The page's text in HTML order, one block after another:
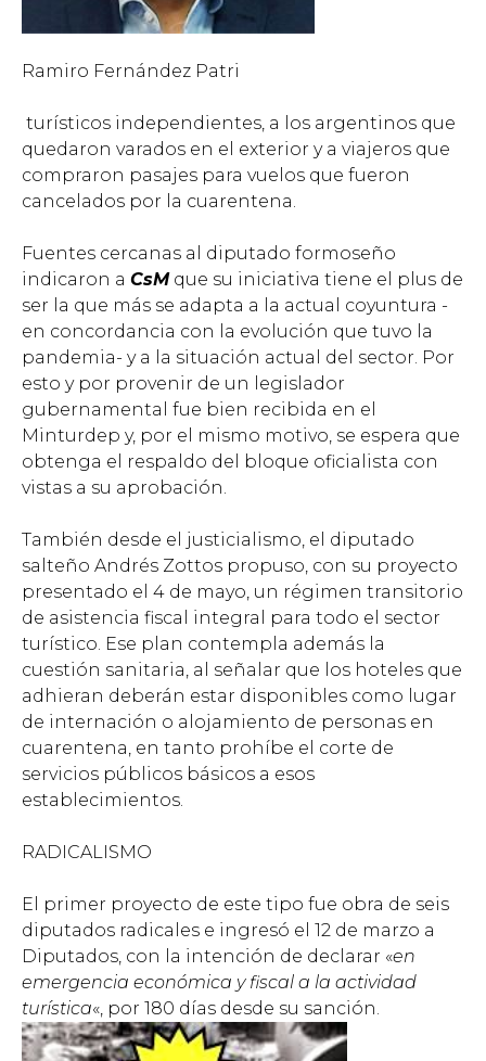
Ramiro Fernández Patri
turísticos independientes, a los argentinos que
quedaron varados en el exterior y a viajeros que
compraron pasajes para vuelos que fueron
cancelados por la cuarentena.
Fuentes cercanas al diputado formoseño
indicaron a CsM que su iniciativa tiene el plus de
ser la que más se adapta a la actual coyuntura -
en concordancia con la evolución que tuvo la
pandemia- y a la situación actual del sector. Por
esto y por provenir de un legislador
gubernamental fue bien recibida en el
Minturdep y, por el mismo motivo, se espera que
obtenga el respaldo del bloque oficialista con
vistas a su aprobación.
También desde el justicialismo, el diputado
salteño Andrés Zottos propuso, con su proyecto
presentado el 4 de mayo, un régimen transitorio
de asistencia fiscal integral para todo el sector
turístico. Ese plan contempla además la
cuestión sanitaria, al señalar que los hoteles que
adhieran deberán estar disponibles como lugar
de internación o alojamiento de personas en
cuarentena, en tanto prohíbe el corte de
servicios públicos básicos a esos
establecimientos.
RADICALISMO
El primer proyecto de este tipo fue obra de seis
diputados radicales e ingresó el 12 de marzo a
Diputados, con la intención de declarar «en
emergencia económica y fiscal a la actividad
turística«, por 180 días desde su sanción.